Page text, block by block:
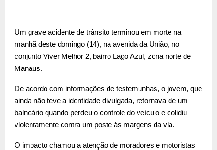
Um grave acidente de trânsito terminou em morte na
manhã deste domingo (14), na avenida da União, no
conjunto Viver Melhor 2, bairro Lago Azul, zona norte de
Manaus.
De acordo com informações de testemunhas, o jovem, que
ainda não teve a identidade divulgada, retornava de um
balneário quando perdeu o controle do veículo e colidiu
violentamente contra um poste às margens da via.
O impacto chamou a atenção de moradores e motoristas